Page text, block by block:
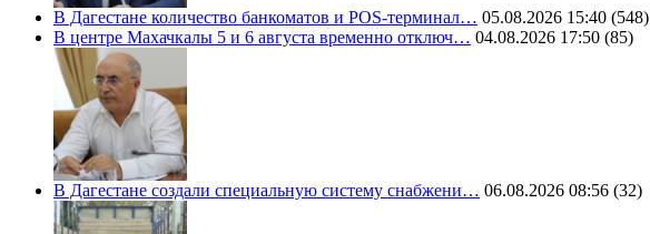
В Дагестане количество банкоматов и POS-терминал… 05.08.2026 15:40 (548)
В центре Махачкалы 5 и 6 августа временно отключ… 04.08.2026 17:50 (85)
В Дагестане создали специальную систему снабжени… 06.08.2026 08:56 (32)